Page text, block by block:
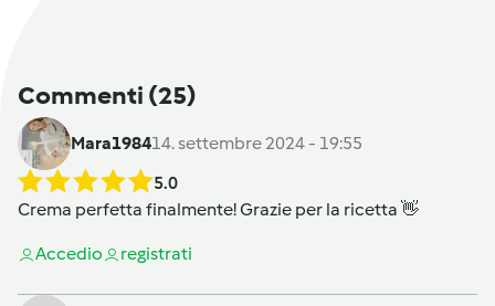
Commenti (25)
Mara198414. settembre 2024 - 19:55
5.0
Crema perfetta finalmente! Grazie per la ricetta 👋
Accedio registrati